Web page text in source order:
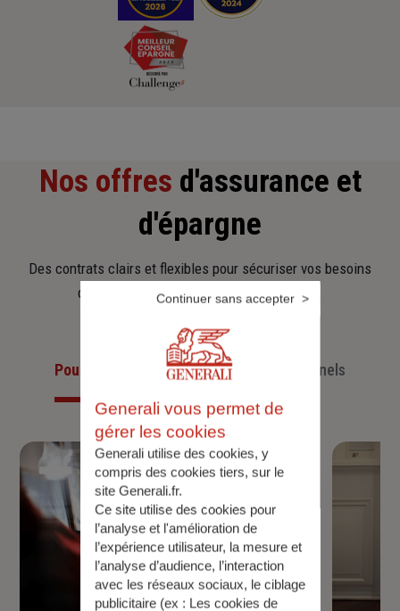
Nos offres d'assurance et
d'épargne
Des contrats clairs et flexibles pour sécuriser vos besoins
d’aujourd’hui et anticiper ceux de demain.
Pour les particuliersPour les professionnels
Generali vous permet de
gérer les cookies
Generali utilise des cookies, y
compris des cookies tiers, sur le
site Generali.fr.
Ce site utilise des cookies pour
l’analyse et l'amélioration de
l’expérience utilisateur, la mesure et
l’analyse d’audience, l’interaction
avec les réseaux sociaux, le ciblage
publicitaire (ex : Les cookies de
Continuer sans accepter